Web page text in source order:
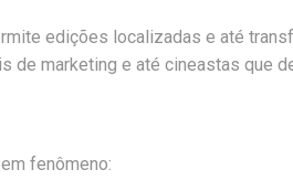
edições localizadas e até
marketing e até cineastas que
fenômeno: